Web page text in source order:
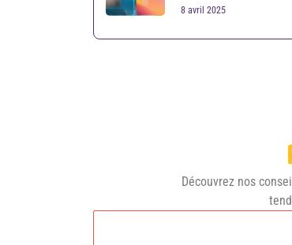
8 avril 2025
Découvrez nos